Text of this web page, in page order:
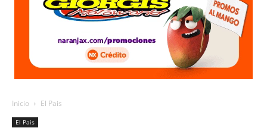
Inicio El Pais
El Pais